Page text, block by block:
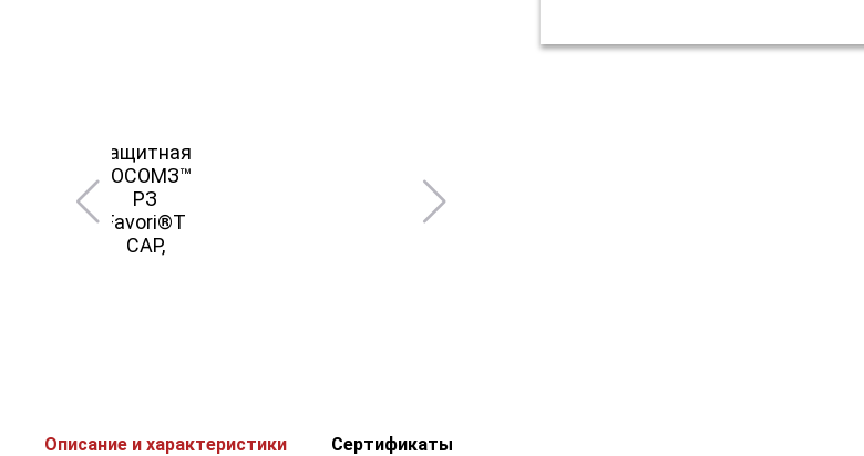
Описание и характеристики Сертификаты